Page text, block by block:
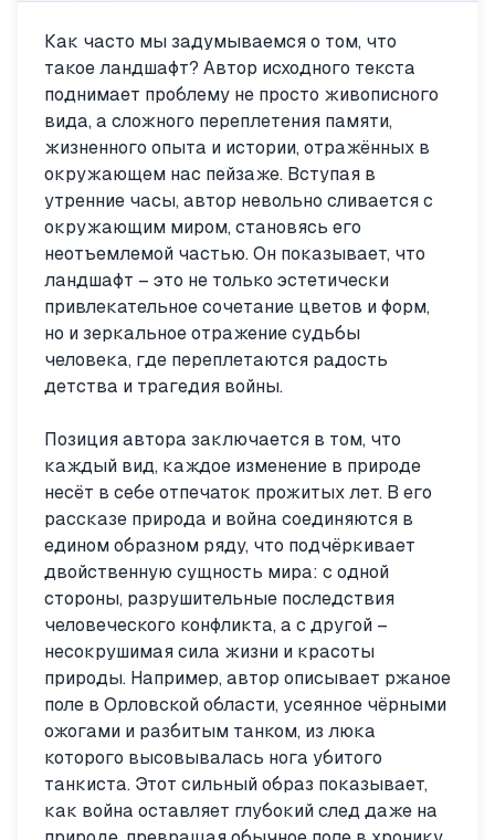
Как часто мы задумываемся о том, что
такое ландшафт? Автор исходного текста
поднимает проблему не просто живописного
вида, а сложного переплетения памяти,
жизненного опыта и истории, отражённых в
окружающем нас пейзаже. Вступая в
утренние часы, автор невольно сливается с
окружающим миром, становясь его
неотъемлемой частью. Он показывает, что
ландшафт – это не только эстетически
привлекательное сочетание цветов и форм,
но и зеркальное отражение судьбы
человека, где переплетаются радость
детства и трагедия войны.
Позиция автора заключается в том, что
каждый вид, каждое изменение в природе
несёт в себе отпечаток прожитых лет. В его
рассказе природа и война соединяются в
едином образном ряду, что подчёркивает
двойственную сущность мира: с одной
стороны, разрушительные последствия
человеческого конфликта, а с другой –
несокрушимая сила жизни и красоты
природы. Например, автор описывает ржаное
поле в Орловской области, усеянное чёрными
ожогами и разбитым танком, из люка
которого высовывалась нога убитого
танкиста. Этот сильный образ показывает,
как война оставляет глубокий след даже на